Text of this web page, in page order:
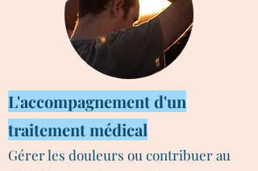
L'accompagnement d'un
traitement médical
Gérer les douleurs ou contribuer au